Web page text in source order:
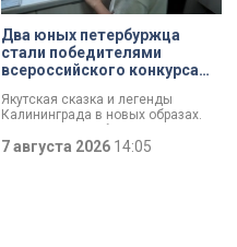
профессионала — это не порча
имущества, а яркий стрит-арт,
который не имеет ничего общего с
вандализмом.
Два юных петербуржца
стали победителями
всероссийского конкурса
Якутская сказка и легенды
Калининграда в новых образах.
Два юных петербуржца стали
победителями всероссийского
конкурса «Моя страна — моя
7 августа 2026 14:05